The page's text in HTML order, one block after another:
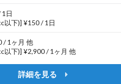
日
以下)] ¥150 / 1日
/ 1ヶ月 他
以下)] ¥2,900 / 1ヶ月 他
詳細を見る